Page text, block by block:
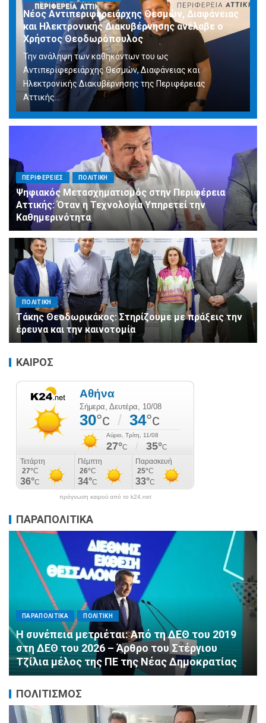
Νέος Αντιπεριφερειάρχης Θεσμών, Διαφάνειας
και Ηλεκτρονικής Διακυβέρνησης ανέλαβε ο
Χρήστος Θεοδωρόπουλος
Την ανάληψη των καθηκόντων του ως
Αντιπεριφερειάρχης Θεσμών, Διαφάνειας και
Ηλεκτρονικής Διακυβέρνησης της Περιφέρειας
Αττικής...
ΠΕΡΙΦΕΡΕΙΕΣ ΠΟΛΙΤΙΚΗ
Ψηφιακός Μετασχηματισμός στην Περιφέρεια
Αττικής: Όταν η Τεχνολογία Υπηρετεί την
Καθημερινότητα
ΠΟΛΙΤΙΚΗ
Τάκης Θεοδωρικάκος: Στηρίζουμε με πράξεις την
έρευνα και την καινοτομία
ΚΑΙΡΟΣ
πρόγνωση καιρού από το k24.net
ΠΑΡΑΠΟΛΙΤΙΚΑ
ΠΑΡΑΠΟΛΙΤΙΚΑ ΠΟΛΙΤΙΚΗ
Αλληλεγγύη χωρίς σύνορα: 1.500
εμφιαλωμένα νερά για τους πυροσβέστες στα
Μέγαρα από τη ΔΕΕΠ Α’ Αθηνών ΝΔ και τη 2η
ΔΗΜ.Τ.Ο.
ΠΟΛΙΤΙΣΜΟΣ